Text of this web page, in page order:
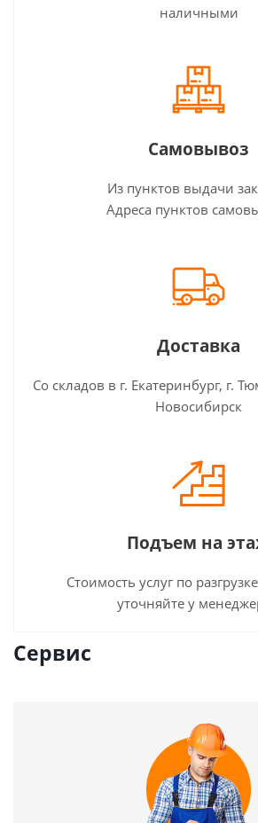
наличными
Самовывоз
Из пунктов выдачи
Адреса пунктов
Доставка
Со складов в г. Екатеринбург, г.
Новосибирск
Подъем на
Стоимость услуг по
уточняйте у
Сервис